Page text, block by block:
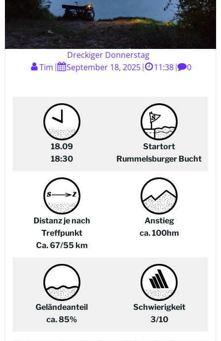
Dreckiger Donnerstag
Tim
September 18, 2025 11:38 0
18.09
18:30
Startort
Rummelsburger Bucht
Distanz je nach
Treffpunkt
Ca. 67/55 km
Anstieg
ca. 100hm
Geländeanteil
ca. 85%
Schwierigkeit
3/10